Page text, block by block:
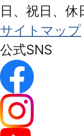
日、祝日、休
サイトマップ
公式SNS